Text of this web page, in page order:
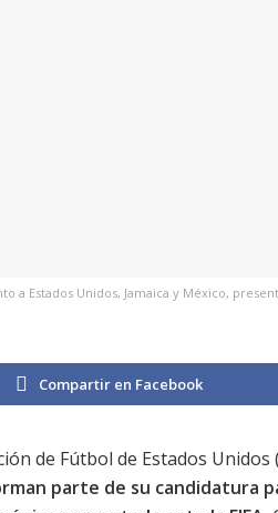
a Estados Unidos, Jamaica y México,
Compartir en Facebook
de Fútbol de Estados
parte de su candidatura